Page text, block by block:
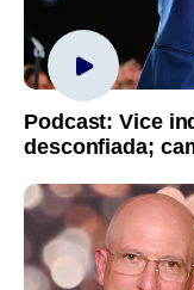
Podcast: Vice
desconfiada;